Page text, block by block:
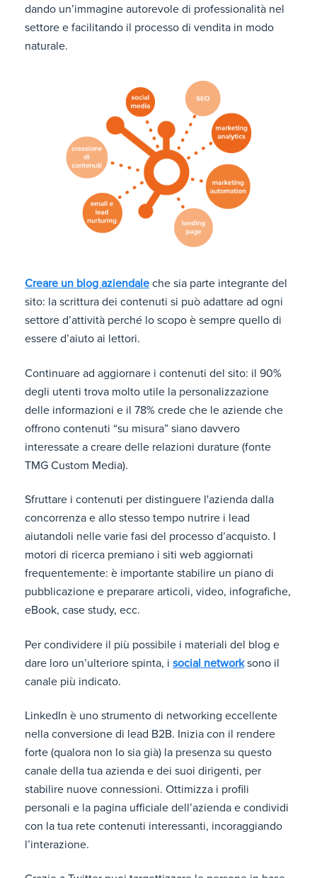
dando un’immagine autorevole di professionalità nel
settore e facilitando il processo di vendita in modo
naturale.
Creare un blog aziendale che sia parte integrante del
sito: la scrittura dei contenuti si può adattare ad ogni
settore d’attività perché lo scopo è sempre quello di
essere d’aiuto ai lettori.
Continuare ad aggiornare i contenuti del sito: il 90%
degli utenti trova molto utile la personalizzazione
delle informazioni e il 78% crede che le aziende che
offrono contenuti “su misura” siano davvero
interessate a creare delle relazioni durature (fonte
TMG Custom Media).
Sfruttare i contenuti per distinguere l'azienda dalla
concorrenza e allo stesso tempo nutrire i lead
aiutandoli nelle varie fasi del processo d’acquisto. I
motori di ricerca premiano i siti web aggiornati
frequentemente: è importante stabilire un piano di
pubblicazione e preparare articoli, video, infografiche,
eBook, case study, ecc.
Per condividere il più possibile i materiali del blog e
dare loro un’ulteriore spinta, i social networksono il
canale più indicato.
LinkedIn è uno strumento di networking eccellente
nella conversione di lead B2B. Inizia con il rendere
forte (qualora non lo sia già) la presenza su questo
canale della tua azienda e dei suoi dirigenti, per
stabilire nuove connessioni. Ottimizza i profili
personali e la pagina ufficiale dell’azienda e condividi
con la tua rete contenuti interessanti, incoraggiando
l’interazione.